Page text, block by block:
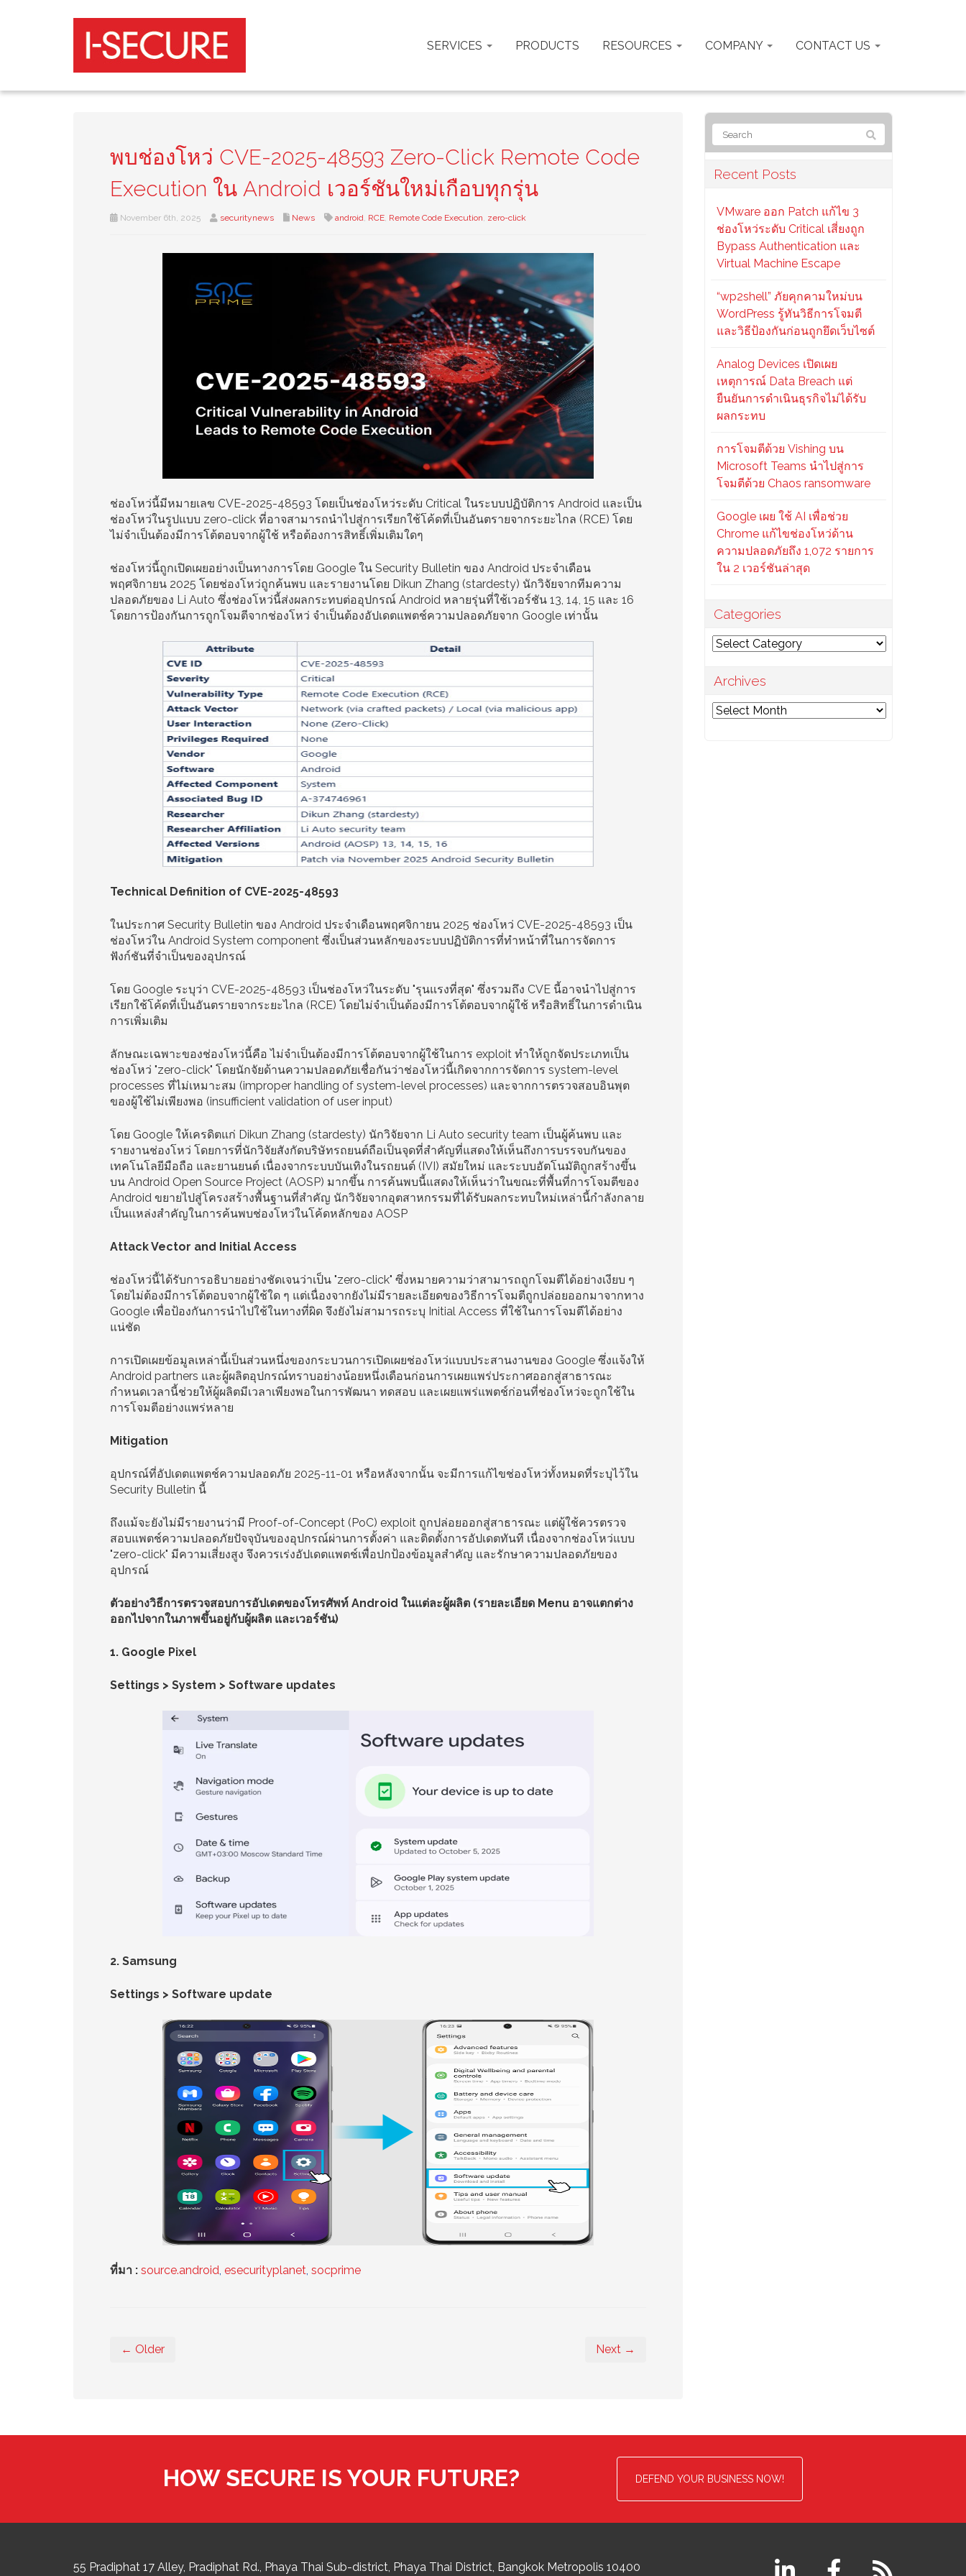
SERVICES PRODUCTS RESOURCES COMPANY CONTACT US
พบช่องโหว่ CVE-2025-48593 Zero-Click Remote Code
Execution ใน Android เวอร์ชันใหม่เกือบทุกรุ่น
November 6th, 2025 securitynews News android, RCE, Remote Code Execution, zero-click
ช่องโหว่นี้มีหมายเลข CVE-2025-48593 โดยเป็นช่องโหว่ระดับ Critical ในระบบปฏิบัติการ Android และเป็น
ช่องโหว่ในรูปแบบ zero-click ที่อาจสามารถนำไปสู่การเรียกใช้โค้ดที่เป็นอันตรายจากระยะไกล (RCE) โดย
ไม่จำเป็นต้องมีการโต้ตอบจากผู้ใช้ หรือต้องการสิทธิ์เพิ่มเติมใดๆ
ช่องโหว่นี้ถูกเปิดเผยอย่างเป็นทางการโดย Google ใน Security Bulletin ของ Android ประจำเดือน
พฤศจิกายน 2025 โดยช่องโหว่ถูกค้นพบ และรายงานโดย Dikun Zhang (stardesty) นักวิจัยจากทีมความ
ปลอดภัยของ Li Auto ซึ่งช่องโหว่นี้ส่งผลกระทบต่ออุปกรณ์ Android หลายรุ่นที่ใช้เวอร์ชัน 13, 14, 15 และ 16
โดยการป้องกันการถูกโจมตีจากช่องโหว่ จำเป็นต้องอัปเดตแพตช์ความปลอดภัยจาก Google เท่านั้น
Technical Definition of CVE-2025-48593
ในประกาศ Security Bulletin ของ Android ประจำเดือนพฤศจิกายน 2025 ช่องโหว่ CVE-2025-48593 เป็น
ช่องโหว่ใน Android System component ซึ่งเป็นส่วนหลักของระบบปฏิบัติการที่ทำหน้าที่ในการจัดการ
ฟังก์ชันที่จำเป็นของอุปกรณ์
โดย Google ระบุว่า CVE-2025-48593 เป็นช่องโหว่ในระดับ "รุนแรงที่สุด" ซึ่งรวมถึง CVE นี้อาจนำไปสู่การ
เรียกใช้โค้ดที่เป็นอันตรายจากระยะไกล (RCE) โดยไม่จำเป็นต้องมีการโต้ตอบจากผู้ใช้ หรือสิทธิ์ในการดำเนิน
การเพิ่มเติม
ลักษณะเฉพาะของช่องโหว่นี้คือ ไม่จำเป็นต้องมีการโต้ตอบจากผู้ใช้ในการ exploit ทำให้ถูกจัดประเภทเป็น
ช่องโหว่ "zero-click" โดยนักจัยด้านความปลอดภัยเชื่อกันว่าช่องโหว่นี้เกิดจากการจัดการ system-level
processes ที่ไม่เหมาะสม (improper handling of system-level processes) และจากการตรวจสอบอินพุต
ของผู้ใช้ไม่เพียงพอ (insufficient validation of user input)
โดย Google ให้เครดิตแก่ Dikun Zhang (stardesty) นักวิจัยจาก Li Auto security team เป็นผู้ค้นพบ และ
รายงานช่องโหว่ โดยการที่นักวิจัยสังกัดบริษัทรถยนต์ถือเป็นจุดที่สำคัญที่แสดงให้เห็นถึงการบรรจบกันของ
เทคโนโลยีมือถือ และยานยนต์ เนื่องจากระบบบันเทิงในรถยนต์ (IVI) สมัยใหม่ และระบบอัตโนมัติถูกสร้างขึ้น
บน Android Open Source Project (AOSP) มากขึ้น การค้นพบนี้แสดงให้เห็นว่าในขณะที่พื้นที่การโจมตีของ
Android ขยายไปสู่โครงสร้างพื้นฐานที่สำคัญ นักวิจัยจากอุตสาหกรรมที่ได้รับผลกระทบใหม่เหล่านี้กำลังกลาย
เป็นแหล่งสำคัญในการค้นพบช่องโหว่ในโค้ดหลักของ AOSP
Attack Vector and Initial Access
ช่องโหว่นี้ได้รับการอธิบายอย่างชัดเจนว่าเป็น "zero-click" ซึ่งหมายความว่าสามารถถูกโจมตีได้อย่างเงียบ ๆ
โดยไม่ต้องมีการโต้ตอบจากผู้ใช้ใด ๆ แต่เนื่องจากยังไม่มีรายละเอียดของวิธีการโจมตีถูกปล่อยออกมาจากทาง
Google เพื่อป้องกันการนำไปใช้ในทางที่ผิด จึงยังไม่สามารถระบุ Initial Access ที่ใช้ในการโจมตีได้อย่าง
แน่ชัด
การเปิดเผยข้อมูลเหล่านี้เป็นส่วนหนึ่งของกระบวนการเปิดเผยช่องโหว่แบบประสานงานของ Google ซึ่งแจ้งให้
Android partners และผู้ผลิตอุปกรณ์ทราบอย่างน้อยหนึ่งเดือนก่อนการเผยแพร่ประกาศออกสู่สาธารณะ
กำหนดเวลานี้ช่วยให้ผู้ผลิตมีเวลาเพียงพอในการพัฒนา ทดสอบ และเผยแพร่แพตช์ก่อนที่ช่องโหว่จะถูกใช้ใน
การโจมตีอย่างแพร่หลาย
Mitigation
อุปกรณ์ที่อัปเดตแพตช์ความปลอดภัย 2025-11-01 หรือหลังจากนั้น จะมีการแก้ไขช่องโหว่ทั้งหมดที่ระบุไว้ใน
Security Bulletin นี้
ถึงแม้จะยังไม่มีรายงานว่ามี Proof-of-Concept (PoC) exploit ถูกปล่อยออกสู่สาธารณะ แต่ผู้ใช้ควรตรวจ
สอบแพตช์ความปลอดภัยปัจจุบันของอุปกรณ์ผ่านการตั้งค่า และติดตั้งการอัปเดตทันที เนื่องจากช่องโหว่แบบ
"zero-click" มีความเสี่ยงสูง จึงควรเร่งอัปเดตแพตช์เพื่อปกป้องข้อมูลสำคัญ และรักษาความปลอดภัยของ
อุปกรณ์
ตัวอย่างวิธีการตรวจสอบการอัปเดตของโทรศัพท์ Android ในแต่ละผู้ผลิต (รายละเอียด Menu อาจแตกต่าง
ออกไปจากในภาพขึ้นอยู่กับผู้ผลิต และเวอร์ชัน)
1. Google Pixel
Settings > System > Software updates
2. Samsung
Settings > Software update
ที่มา : source.android, esecurityplanet, socprime
← Older Next →
Recent Posts
VMware ออก Patch แก้ไข 3
ช่องโหว่ระดับ Critical เสี่ยงถูก
Bypass Authentication และ
Virtual Machine Escape
“wp2shell” ภัยคุกคามใหม่บน
WordPress รู้ทันวิธีการโจมตี
และวิธีป้องกันก่อนถูกยึดเว็บไซต์
Analog Devices เปิดเผย
เหตุการณ์ Data Breach แต่
ยืนยันการดำเนินธุรกิจไม่ได้รับ
ผลกระทบ
การโจมตีด้วย Vishing บน
Microsoft Teams นำไปสู่การ
โจมตีด้วย Chaos ransomware
Google เผย ใช้ AI เพื่อช่วย
Chrome แก้ไขช่องโหว่ด้าน
ความปลอดภัยถึง 1,072 รายการ
ใน 2 เวอร์ชันล่าสุด
Categories
Categories
Archives
Archives
HOW SECURE IS YOUR FUTURE? DEFEND YOUR BUSINESS NOW!
55 Pradiphat 17 Alley, Pradiphat Rd., Phaya Thai Sub-district Phaya Thai District, Bangkok Metropolis 10400